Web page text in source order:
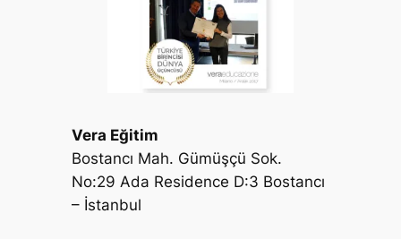
Vera Eğitim
Bostancı Mah. Gümüşçü Sok.
No:29 Ada Residence D:3 Bostancı
– İstanbul